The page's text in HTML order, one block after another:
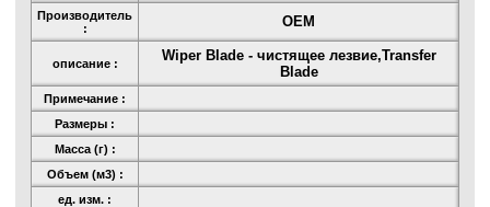
Производитель
:
OEM
описание :
Wiper Blade - чистящее лезвие,Transfer
Blade
Примечание :
Размеры :
Масса (г) :
Объем (м3) :
ед. изм. :